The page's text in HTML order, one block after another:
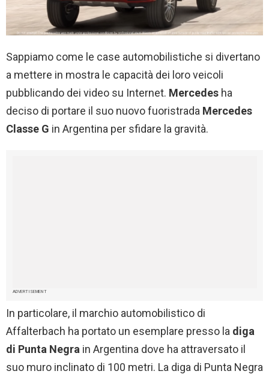
Sappiamo come le case automobilistiche si divertano
a mettere in mostra le capacità dei loro veicoli
pubblicando dei video su Internet. Mercedes ha
deciso di portare il suo nuovo fuoristrada Mercedes
Classe G in Argentina per sfidare la gravità.
ADVERTISEMENT
In particolare, il marchio automobilistico di
Affalterbach ha portato un esemplare presso la diga
di Punta Negra in Argentina dove ha attraversato il
suo muro inclinato di 100 metri. La diga di Punta Negra